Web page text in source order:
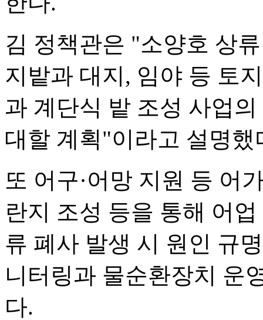
김 정책관은 "소양호 상
지밭과 대지, 임야 등 토
과 계단식 밭 조성 사업
대할 계획"이라고 설명했
또 어구·어망 지원 등 어
란지 조성 등을 통해 어
류 폐사 발생 시 원인 규
니터링과 물순환장치 운
다.